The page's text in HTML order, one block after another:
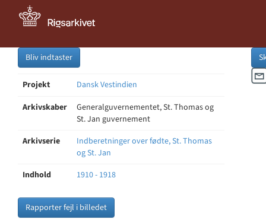
Bliv indtaster
Projekt
Dansk Vestindien
Arkivskaber
Generalguvernementet, St. Thomas og
St. Jan guvernement
Arkivserie
Indberetninger over fødte, St. Thomas
og St. Jan
Indhold
1910 - 1918
Rapporter fejl i billedet